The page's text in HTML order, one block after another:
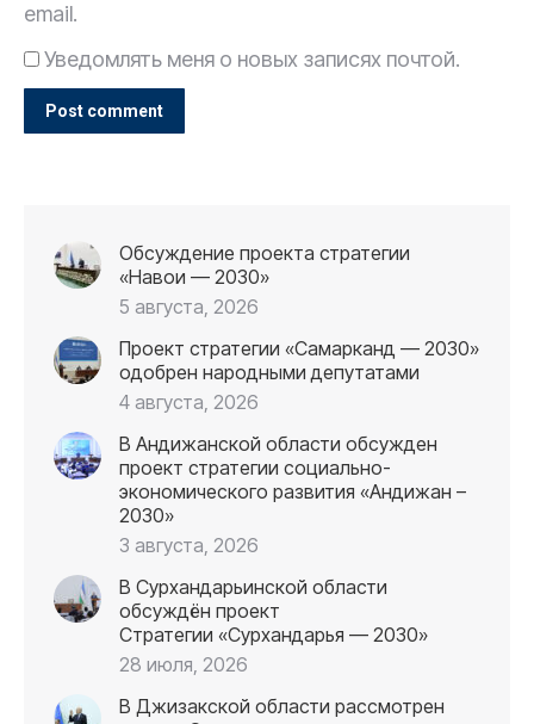
email.
Уведомлять меня о новых записях почтой.
Post comment
Обсуждение проекта стратегии
«Навои — 2030»
5 августа, 2026
Проект стратегии «Самарканд — 2030»
одобрен народными депутатами
4 августа, 2026
В Андижанской области обсужден
проект стратегии социально-
экономического развития «Андижан –
2030»
3 августа, 2026
В Сурхандарьинской области
обсуждён проект
Стратегии «Сурхандарья — 2030»
28 июля, 2026
В Джизакской области рассмотрен